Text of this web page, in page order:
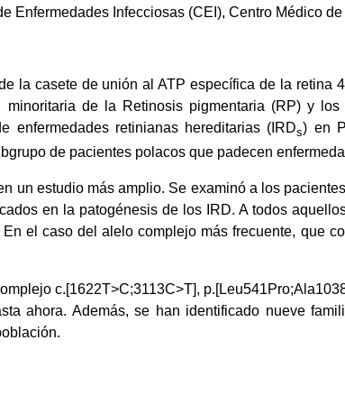
Enfermedades Infecciosas (CEI), Centro Médico
la casete de unión al ATP específica de la
minoritaria de la Retinosis pigmentaria (RP) y
enfermedades retinianas hereditarias (IRDs) en
de pacientes polacos que padecen
un estudio más amplio. Se examinó a los
en la patogénesis de los IRD. A todos
el caso del alelo complejo más frecuente, que
c.[1622T>C;3113C>T],
ahora. Además, se han identificado nueve